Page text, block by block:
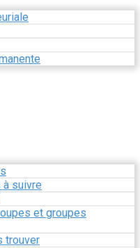
suivre
et groupes
trouver